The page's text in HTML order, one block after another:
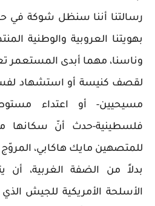
رسالتنا أننا سنظل شوكة في
بهويتنا العروبية والوطنية
وناسنا، مهما أبدى المستعمر
لقصف كنيسة أو استشهاد
مسيحيين- أو اعتداء
فلسطينية-حدث أنّ سكانها
للمتصهين مايك هاكابي،
بدلاً من الضفة الغربية،
الأسلحة الأمريكية للجيش